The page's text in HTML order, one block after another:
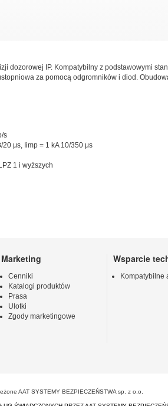
dozorowej IP. Kompatybilny z podstawowymi
za pomocą odgromników i diod.
s
μs, Iimp = 1 kA 10/350 μs
1 i wyższych
Marketing
Cenniki
Katalogi produktów
Prasa
Ulotki
Zgody marketingowe
Wsparcie
Kompatybilne
AAT SYSTEMY BEZPIECZEŃSTWA sp. z o.o.